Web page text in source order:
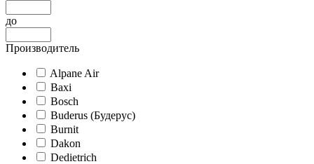
до
Производитель
Alpane Air
Baxi
Bosch
Buderus (Будерус)
Burnit
Dakon
Dedietrich